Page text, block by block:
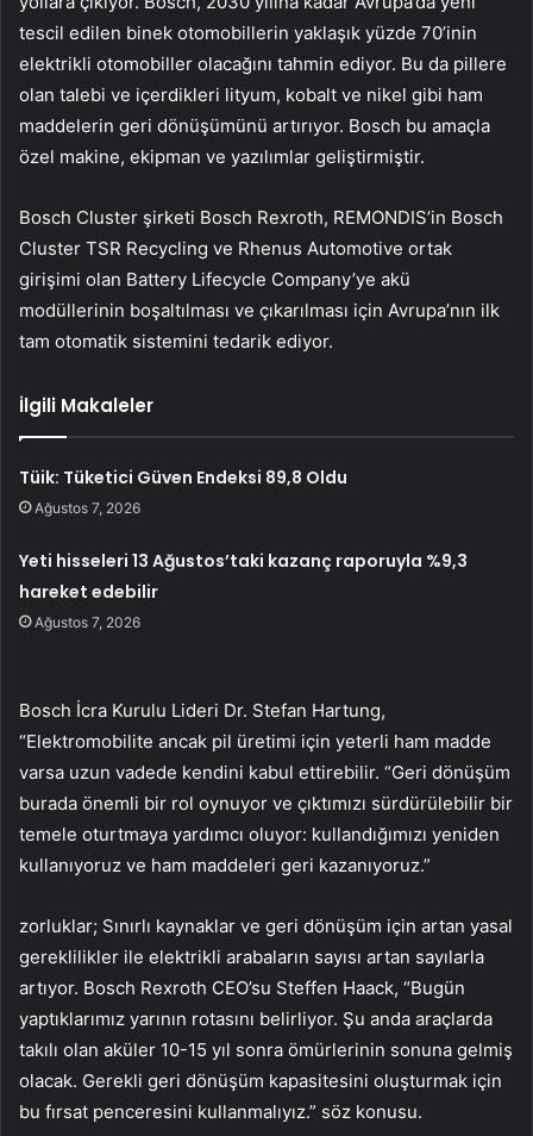
tescil edilen binek otomobillerin yaklaşık yüzde 70’inin
elektrikli otomobiller olacağını tahmin ediyor. Bu da pillere
olan talebi ve içerdikleri lityum, kobalt ve nikel gibi ham
maddelerin geri dönüşümünü artırıyor. Bosch bu amaçla
özel makine, ekipman ve yazılımlar geliştirmiştir.
Bosch Cluster şirketi Bosch Rexroth, REMONDIS’in Bosch
Cluster TSR Recycling ve Rhenus Automotive ortak
girişimi olan Battery Lifecycle Company’ye akü
modüllerinin boşaltılması ve çıkarılması için Avrupa’nın ilk
tam otomatik sistemini tedarik ediyor.
İlgili Makaleler
Tüik: Tüketici Güven Endeksi 89,8 Oldu
Ağustos 7, 2026
Yeti hisseleri 13 Ağustos’taki kazanç raporuyla %9,3
hareket edebilir
Ağustos 7, 2026
Bosch İcra Kurulu Lideri Dr. Stefan Hartung,
“Elektromobilite ancak pil üretimi için yeterli ham madde
varsa uzun vadede kendini kabul ettirebilir. “Geri dönüşüm
burada önemli bir rol oynuyor ve çıktımızı sürdürülebilir bir
temele oturtmaya yardımcı oluyor: kullandığımızı yeniden
kullanıyoruz ve ham maddeleri geri kazanıyoruz.”
zorluklar; Sınırlı kaynaklar ve geri dönüşüm için artan yasal
gereklilikler ile elektrikli arabaların sayısı artan sayılarla
artıyor. Bosch Rexroth CEO’su Steffen Haack, “Bugün
yaptıklarımız yarının rotasını belirliyor. Şu anda araçlarda
takılı olan aküler 10-15 yıl sonra ömürlerinin sonuna gelmiş
olacak. Gerekli geri dönüşüm kapasitesini oluşturmak için
bu fırsat penceresini kullanmalıyız.” söz konusu.